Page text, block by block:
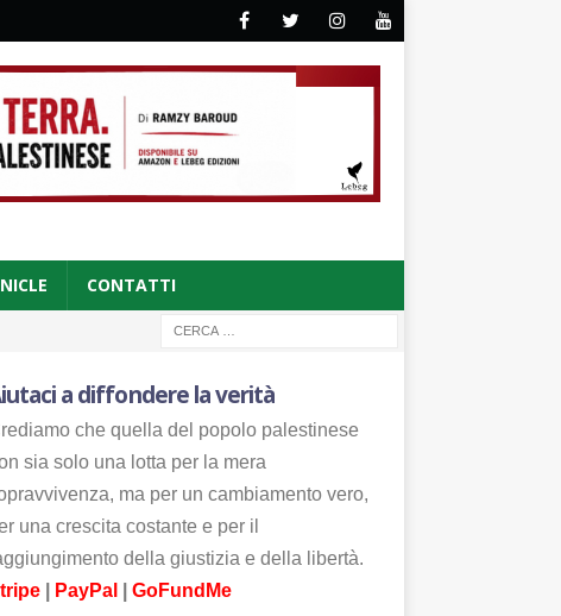
CONTATTI
a diffondere la verità
che quella del popolo palestinese
sia solo una lotta per la mera
ma per un cambiamento vero,
una crescita costante e per il
della giustizia e della libertà.
| PayPal GoFundMe